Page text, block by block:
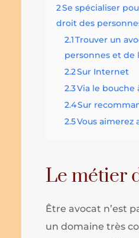
2Se spécialiser
droit des
2.1Trouver un
personnes et de
2.2Sur Internet
2.3Via le bouche
2.4Sur
2.5Vous aimerez
Le métier
Être avocat n’est
un domaine très